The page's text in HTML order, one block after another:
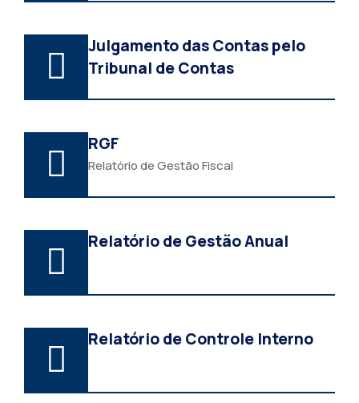
Julgamento das Contas pelo
Tribunal de Contas
RGF
Relatório de Gestão Fiscal
Relatório de Gestão Anual
Relatório de Controle Interno